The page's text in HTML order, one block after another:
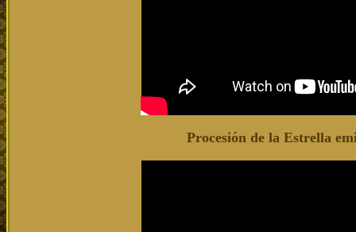
Procesión de la Estrella